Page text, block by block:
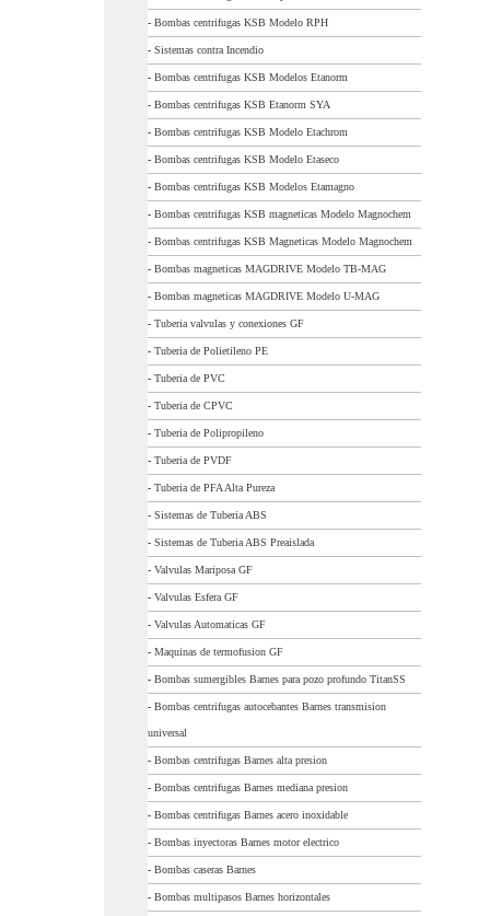
- Bombas centrifugas KSB Modelo RPH
- Sistemas contra Incendio
- Bombas centrifugas KSB Modelos Etanorm
- Bombas centrifugas KSB Etanorm SYA
- Bombas centrifugas KSB Modelo Etachrom
- Bombas centrifugas KSB Modelo Etaseco
- Bombas centrifugas KSB Modelos Etamagno
- Bombas centrifugas KSB magneticas Modelo Magnochem
- Bombas centrifugas KSB Magneticas Modelo Magnochem
- Bombas magneticas MAGDRIVE Modelo TB-MAG
- Bombas magneticas MAGDRIVE Modelo U-MAG
- Tuberia valvulas y conexiones GF
- Tuberia de Polietileno PE
- Tuberia de PVC
- Tuberia de CPVC
- Tuberia de Polipropileno
- Tuberia de PVDF
- Tuberia de PFA Alta Pureza
- Sistemas de Tuberia ABS
- Sistemas de Tuberia ABS Preaislada
- Valvulas Mariposa GF
- Valvulas Esfera GF
- Valvulas Automaticas GF
- Maquinas de termofusion GF
- Bombas sumergibles Barnes para pozo profundo TitanSS
- Bombas centrifugas autocebantes Barnes transmision
universal
- Bombas centrifugas Barnes alta presion
- Bombas centrifugas Barnes mediana presion
- Bombas centrifugas Barnes acero inoxidable
- Bombas inyectoras Barnes motor electrico
- Bombas caseras Barnes
- Bombas multipasos Barnes horizontales